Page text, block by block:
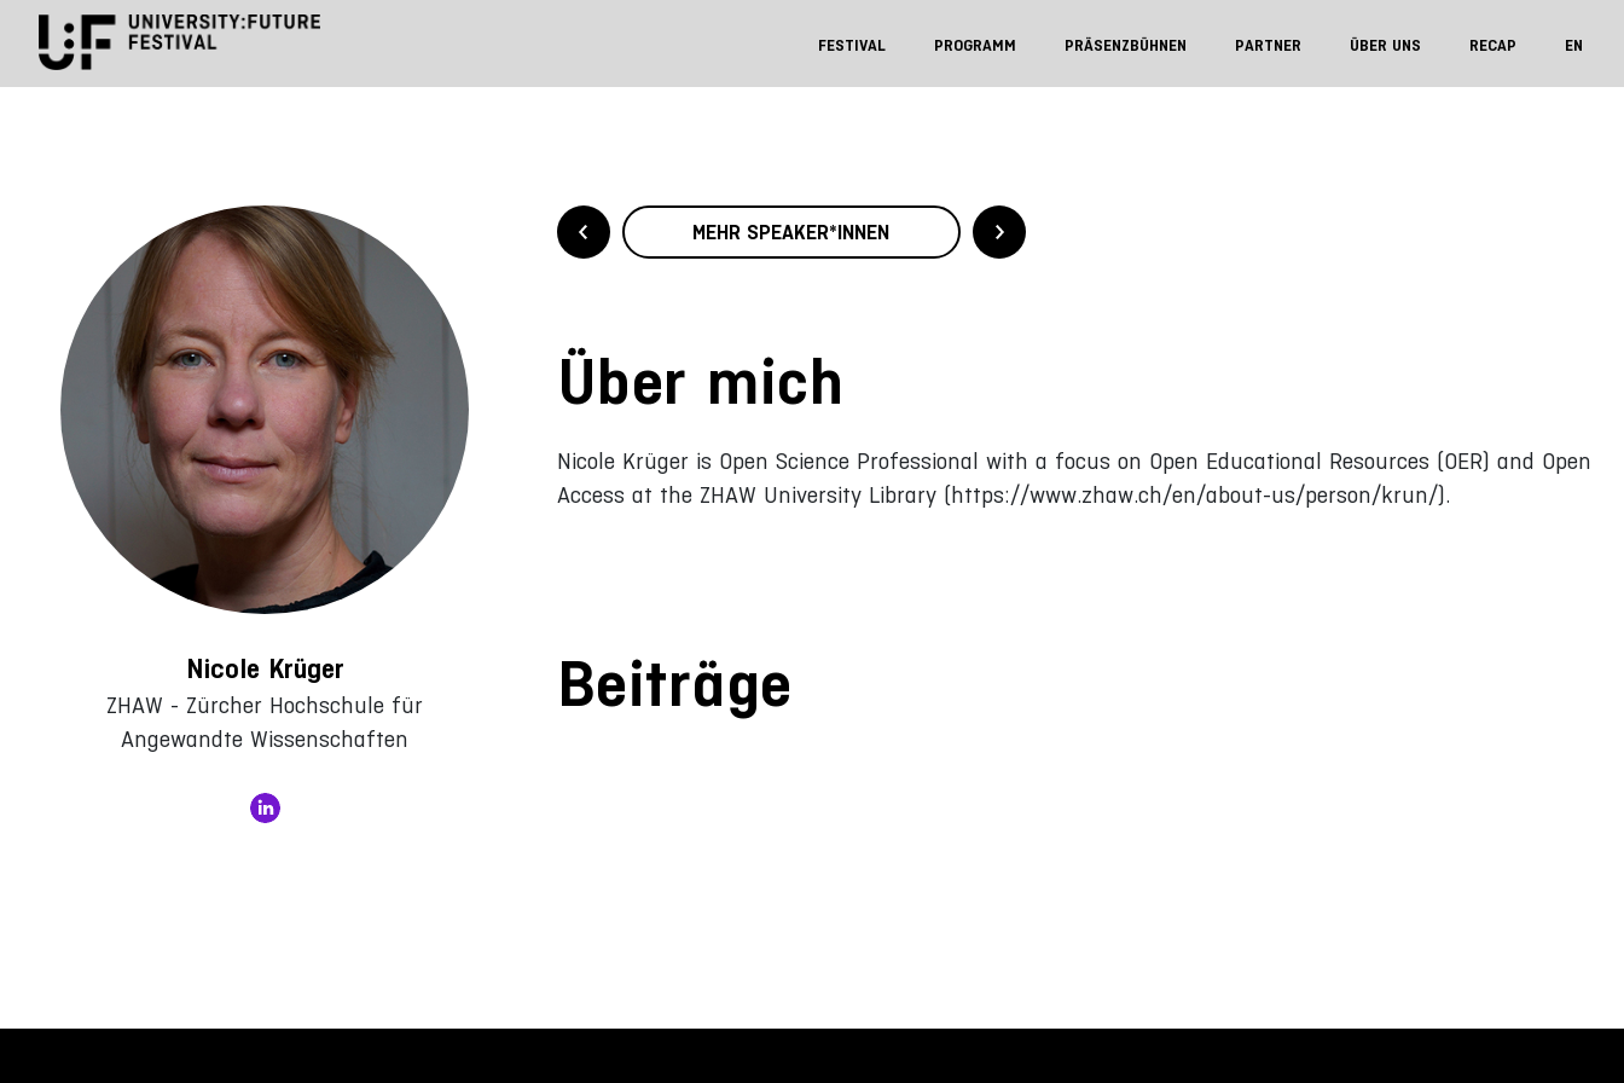
FESTIVAL PROGRAMM PRÄSENZBÜHNEN PARTNER ÜBER UNS RECAP EN
Nicole Krüger
ZHAW - Zürcher Hochschule für
Angewandte Wissenschaften
MEHR SPEAKER*INNEN
Über mich
Nicole Krüger is Open Science Professional with a focus on Open Educational Resources (OER) and Open
Access at the ZHAW University Library (https://www.zhaw.ch/en/about-us/person/krun/).
Beiträge